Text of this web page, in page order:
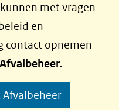
een
andere
website)
met vragen
en
contact opnemen